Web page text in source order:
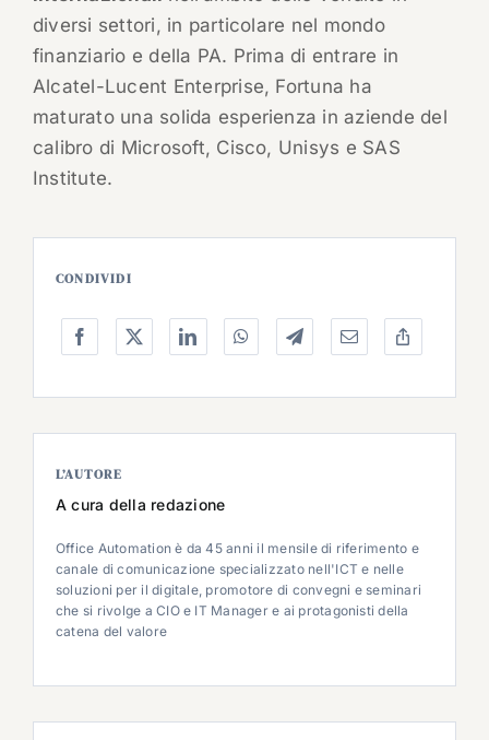
diversi settori, in particolare nel mondo
finanziario e della PA. Prima di entrare in
Alcatel-Lucent Enterprise, Fortuna ha
maturato una solida esperienza in aziende del
calibro di Microsoft, Cisco, Unisys e SAS
Institute.
CONDIVIDI
L’AUTORE
A cura della redazione
Office Automation è da 45 anni il mensile di riferimento e
canale di comunicazione specializzato nell'ICT e nelle
soluzioni per il digitale, promotore di convegni e seminari
che si rivolge a CIO e IT Manager e ai protagonisti della
catena del valore